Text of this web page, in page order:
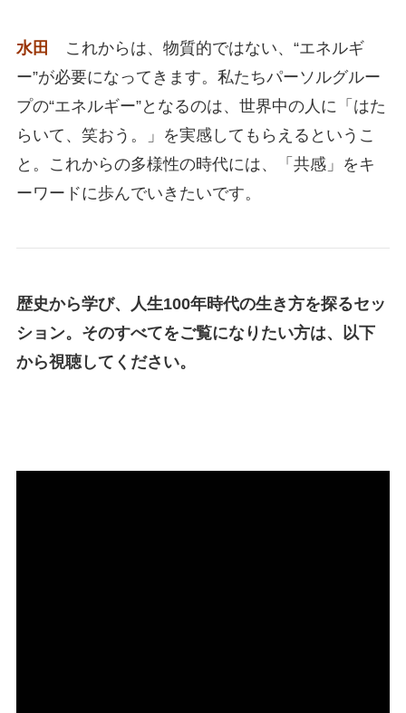
水田
これからは、物質的ではない、“エネルギ
ー”が必要になってきます。私たちパーソルグルー
プの“エネルギー”となるのは、世界中の人に「はた
らいて、笑おう。」を実感してもらえるというこ
と。これからの多様性の時代には、「共感」をキ
ーワードに歩んでいきたいです。
歴史から学び、人生100年時代の生き方を探るセッ
ション。そのすべてをご覧になりたい方は、以下
から視聴してください。